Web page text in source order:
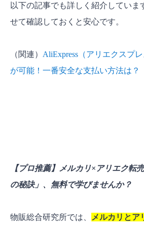
以下の記事でも詳しく紹介していま
せて確認しておくと安心です。
（関連） AliExpress（アリエクスプ
が可能！一番安全な支払い方法は？
【プロ推薦】メルカリ×アリエク転
の秘訣」、無料で学びませんか？
物販総合研究所では、
メルカリとア